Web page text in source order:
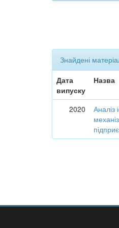
Знайдені
Дата
випуску
Назва
2020
Аналіз